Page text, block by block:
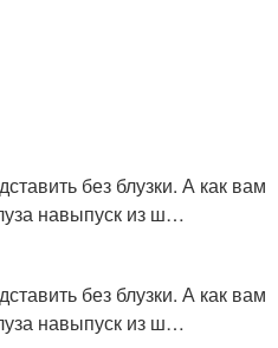
без блузки. А как вам
навыпуск из ш…
без блузки. А как вам
навыпуск из ш…